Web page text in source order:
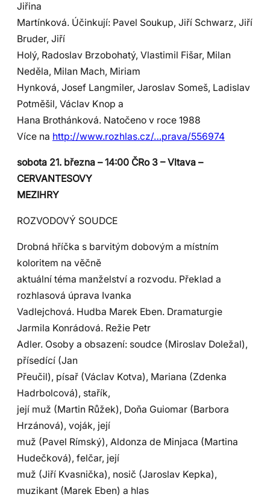
Jiřina
Martínková. Účinkují: Pavel Soukup, Jiří Schwarz, Jiří
Bruder, Jiří
Holý, Radoslav Brzobohatý, Vlastimil Fišar, Milan
Neděla, Milan Mach, Miriam
Hynková, Josef Langmiler, Jaroslav Someš, Ladislav
Potměšil, Václav Knop a
Hana Brothánková. Natočeno v roce 1988
Více na http://www.rozhlas.cz/…prava/556974
sobota 21. března – 14:00 ČRo 3 – Vltava –
CERVANTESOVY
MEZIHRY
ROZVODOVÝ SOUDCE
Drobná hříčka s barvitým dobovým a místním
koloritem na věčně
aktuální téma manželství a rozvodu. Překlad a
rozhlasová úprava Ivanka
Vadlejchová. Hudba Marek Eben. Dramaturgie
Jarmila Konrádová. Režie Petr
Adler. Osoby a obsazení: soudce (Miroslav Doležal),
přísedící (Jan
Přeučil), písař (Václav Kotva), Mariana (Zdenka
Hadrbolcová), stařík,
její muž (Martin Růžek), Doňa Guiomar (Barbora
Hrzánová), voják, její
muž (Pavel Rímský), Aldonza de Minjaca (Martina
Hudečková), felčar, její
muž (Jiří Kvasnička), nosič (Jaroslav Kepka),
muzikant (Marek Eben) a hlas